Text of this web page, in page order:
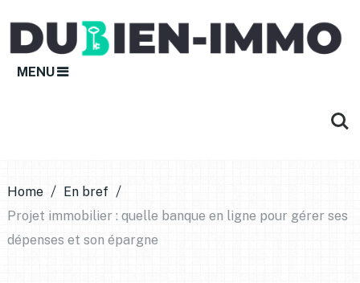
MENU
Home
En bref
Projet immobilier : quelle banque en ligne pour gérer ses
dépenses et son épargne